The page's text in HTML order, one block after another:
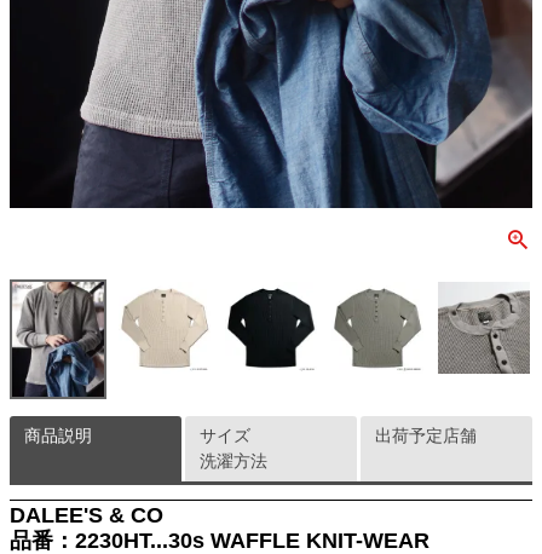
商品説明
DALEE'S & CO
品番：2230HT...30s WAFFLE KNIT-WEAR
サイズ
洗濯方法
出荷予定店舗